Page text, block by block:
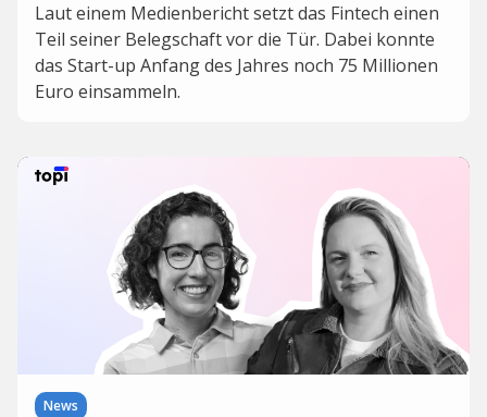
Laut einem Medienbericht setzt das Fintech einen
Teil seiner Belegschaft vor die Tür. Dabei konnte
das Start-up Anfang des Jahres noch 75 Millionen
Euro einsammeln.
News